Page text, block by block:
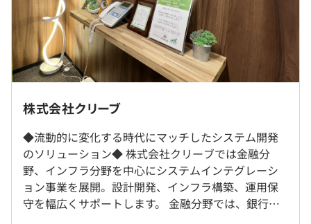
【3】働きやすい環境の整備
より働きやすい環境を目指すため、スキルアップや経済的
な支援、社員同士の交流といった福利厚生の制度の充実・
見直しに日々取り組んでいます。
(※記載の制度の内容等は変更になる可能性がありま
す。）
奨学金返還補助制度／資格取得推奨制度／住宅・引越手当
・【高速道路】道路の照明、トンネル換気などを監視・制
・本社、もしくは担当プロジェクト先（都内中心）での勤
務となります。（一部千葉方面と横浜方面でのプロジェク
・転居を伴う転勤はありません。
就業場所の変更範囲
＜雇入時＞
東京
＜変更範囲＞
会社の定める範囲
9:00〜18:00
※所属部署、および業務都合により変更の可能性あり
※試用期間（研修）中は、9:00〜17:30（7.5時間／日）
休憩時間：60分
平均残業時間：平均6.4時間／月
《年間休日：120日以上》
・完全週休2日制（土・日）
・祝日
前年度 男性25人 女性3人
2年度前 男性25人 女性1人
3年度前 男性21人 女性2人
平均勤続年数
4.51年
研修の有無及び内容
新卒入社候補者に向けて、技術研修/ビジネス研修を行っ
てまいります。
自己啓発支援の有無及びその内容
株式会社クリーブ
◆流動的に変化する時代にマッチしたシステム開発
のソリューション◆ 株式会社クリーブでは金融分
野、インフラ分野を中心にシステムインテグレーシ
ョン事業を展開。設計開発、インフラ構築、運用保
守を幅広くサポートします。 金融分野では、銀行や